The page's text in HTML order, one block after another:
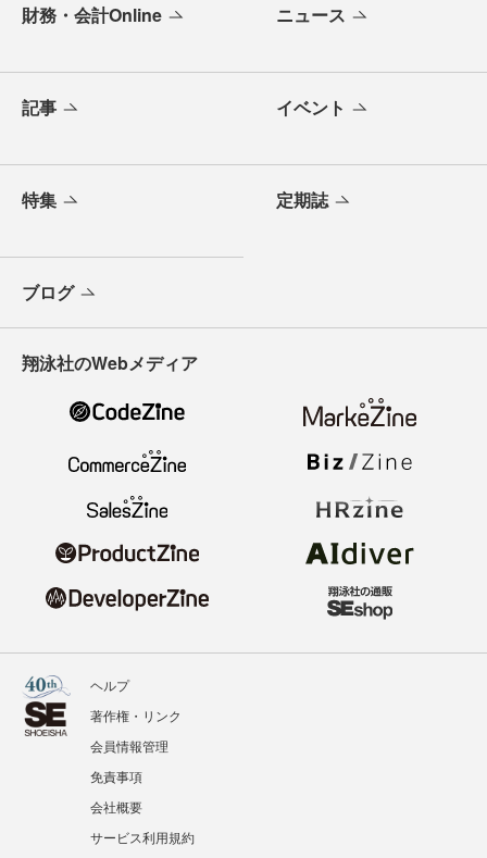
財務・会計Online ニュース
記事 イベント
特集 定期誌
ブログ
翔泳社のWebメディア
ヘルプ
著作権・リンク
会員情報管理
免責事項
会社概要
サービス利用規約